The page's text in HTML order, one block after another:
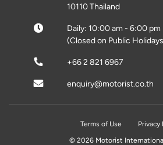
10110 Thailand
Daily: 10:00 am - 6:00 pm
(Closed on Public
+66 2 821 6967
enquiry@motorist.co.th
Terms of Use
Privacy
© 2026 Motorist